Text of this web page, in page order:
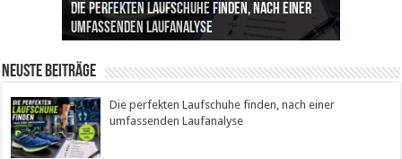
Die perfekten Laufschuhe finden, nach einer
umfassenden Laufanalyse
Intelligente ZYCLE-Bikes: Indoor-Training mit
Präzision, Leistung und Vertrauen
Insemination (IUI): Ablauf, Erfolgschancen und
Kosten im Überblick
Cannabis als Medizin: Wie es Schmerzen, Stress
und Schlaf im Alltag beeinflusst
Leben mit Inkontinenz: Tipps für mehr
Sicherheit im Alltag
Neuste Beiträge
Die perfekten Laufschuhe finden, nach einer
umfassenden Laufanalyse